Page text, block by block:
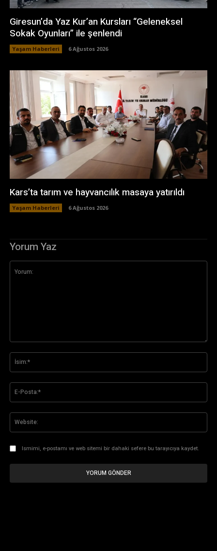
Giresun’da Yaz Kur’an Kursları “Geleneksel
Sokak Oyunları” ile şenlendi
Yaşam Haberleri 6 Ağustos 2026
Kars’ta tarım ve hayvancılık masaya yatırıldı
Yaşam Haberleri 6 Ağustos 2026
Yorum Yaz
Ismimi, e-postamı ve web sitemi bir dahaki sefere bu tarayıcıya kaydet.